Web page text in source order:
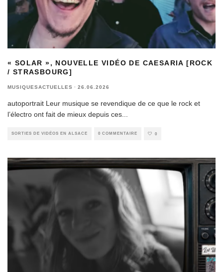
« SOLAR », NOUVELLE VIDÉO DE CAESARIA [ROCK
/ STRASBOURG]
MUSIQUESACTUELLES · 26.06.2026
autoportrait Leur musique se revendique de ce que le rock et
l’électro ont fait de mieux depuis ces...
SORTIES DE VIDÉOS EN ALSACE 0 COMMENTAIRE 0